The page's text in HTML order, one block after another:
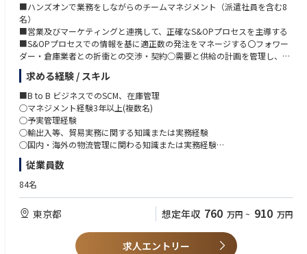
■ハンズオンで業務をしながらのチームマネジメント（派遣社員を含む8
名）
■営業及びマーケティングと連携して、正確なS&OPプロセスを主導する
■S&OPプロセスでの情報を基に適正数の発注をマネージする〇フォワー
ダー・倉庫業者との折衝との交渉・契約○需要と供給の計画を管理し、最
適な在庫レベルを維持する
■顧客満足を追求するチームの構築
■コスト意識の高いオペレーションの推進及び改善活動
■倉庫保管、輸送のコスト最適化を推進する
■国内関係チームとの折衝交渉（営業・CS・マーケティング・経理）
■年次棚卸業務
■海外ベンダー（主にグループ企業内）との英語（メールが主）でのコレ
■APACチームとの電話会議への参加
求める経験 / スキル
■B to B ビジネスでのSCM、在庫管理
○マネジメント経験3年以上(複数名)
○予実管理経験
○輸出入等、貿易実務に関する知識または実務経験
○国内・海外の物流管理に関わる知識または実務経験
○在庫管理
○ERPシステム使用経験（弊社ERPはSAP）
従業員数
84名
東京都 想定年収 760 万円 ~ 910 万円
求人エントリー